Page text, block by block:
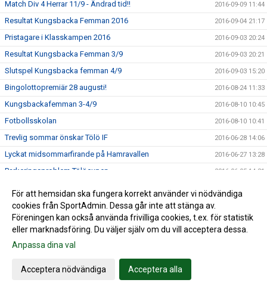
Match Div 4 Herrar 11/9 - Ändrad tid!! 2016-09-09 11:44
Resultat Kungsbacka Femman 2016 2016-09-04 21:17
Pristagare i Klasskampen 2016 2016-09-03 20:24
Resultat Kungsbacka Femman 3/9 2016-09-03 20:21
Slutspel Kungsbacka femman 4/9 2016-09-03 15:20
Bingolottopremiär 28 augusti! 2016-08-24 11:33
Kungsbackafemman 3-4/9 2016-08-10 10:45
Fotbollsskolan 2016-08-10 10:41
Trevlig sommar önskar Tölö IF 2016-06-28 14:06
Lyckat midsommarfirande på Hamravallen 2016-06-27 13:28
Parkeringsproblem Tölöcupen 2016-06-05 14:31
Handla på Sponsorhuset - både du och Tölö IF tjänar på
det!
2016-05-03 07:50
F19 match på Hamravallen nu på måndag 2/5 kl. 19.00 2016-04-29 17:28
Tölö IF i kvartsfinal i bingolottsförsäljning
För att hemsidan ska fungera korrekt använder vi nödvändiga
cookies från SportAdmin. Dessa går inte att stänga av.
Föreningen kan också använda frivilliga cookies, t.ex. för statistik
eller marknadsföring. Du väljer själv om du vill acceptera dessa.
Anpassa dina val
Acceptera nödvändiga Acceptera alla